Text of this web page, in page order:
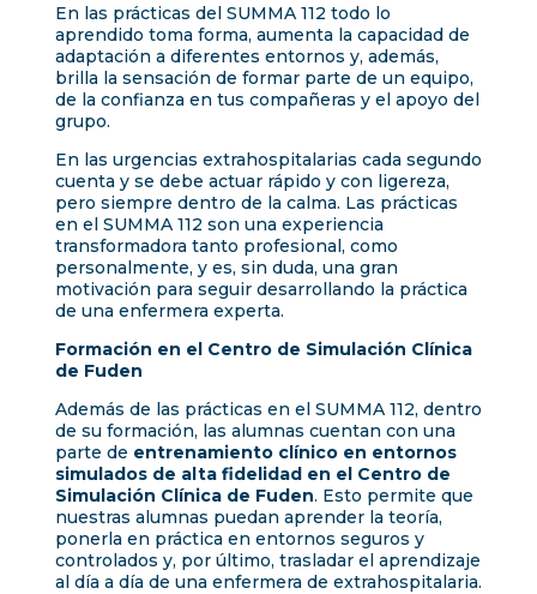
En las prácticas del SUMMA 112 todo lo
aprendido toma forma, aumenta la capacidad de
adaptación a diferentes entornos y, además,
brilla la sensación de formar parte de un equipo,
de la confianza en tus compañeras y el apoyo del
grupo.
En las urgencias extrahospitalarias cada segundo
cuenta y se debe actuar rápido y con ligereza,
pero siempre dentro de la calma. Las prácticas
en el SUMMA 112 son una experiencia
transformadora tanto profesional, como
personalmente, y es, sin duda, una gran
motivación para seguir desarrollando la práctica
de una enfermera experta.
Formación en el Centro de Simulación Clínica
de Fuden
Además de las prácticas en el SUMMA 112, dentro
de su formación, las alumnas cuentan con una
parte de entrenamiento clínico en entornos
simulados de alta fidelidad en el Centro de
Simulación Clínica de Fuden. Esto permite que
nuestras alumnas puedan aprender la teoría,
ponerla en práctica en entornos seguros y
controlados y, por último, trasladar el aprendizaje
al día a día de una enfermera de extrahospitalaria.